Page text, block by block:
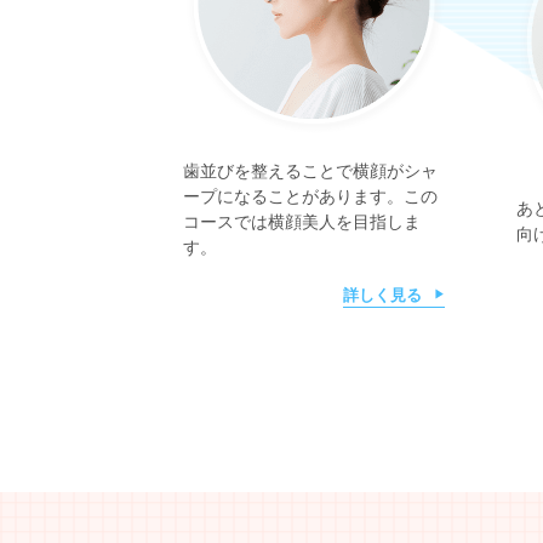
歯並びを整えることで横顔がシャ
ープになることがあります。この
コースでは横顔美人を目指しま
す。
詳しく見る
あ
向